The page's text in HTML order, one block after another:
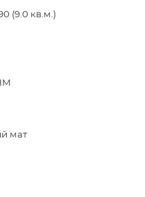
(9.0 кв.м.)
мат